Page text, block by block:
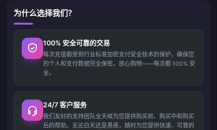
为什么选择我们？
100% 安全可靠的交易
每次充值都受到行业标准加密支付安全技术的保护，确保您
的个人和支付数据完全保密。放心购物——每次都 100% 安
全。
24/7 客户服务
我们友好的支持团队全天候为您提供购买前、购买中和购买
后的帮助。无论白天还是黑夜，随时为您提供快速、可靠的